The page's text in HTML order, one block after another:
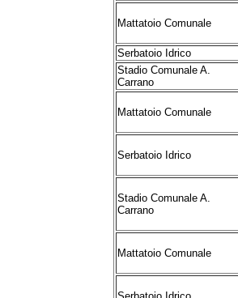
Mattatoio Comunale
Serbatoio Idrico
Stadio Comunale A.
Carrano
Mattatoio Comunale
Serbatoio Idrico
Stadio Comunale A.
Carrano
Mattatoio Comunale